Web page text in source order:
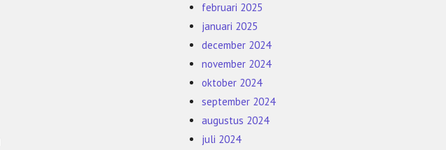
februari 2025
januari 2025
december 2024
november 2024
oktober 2024
september 2024
augustus 2024
juli 2024